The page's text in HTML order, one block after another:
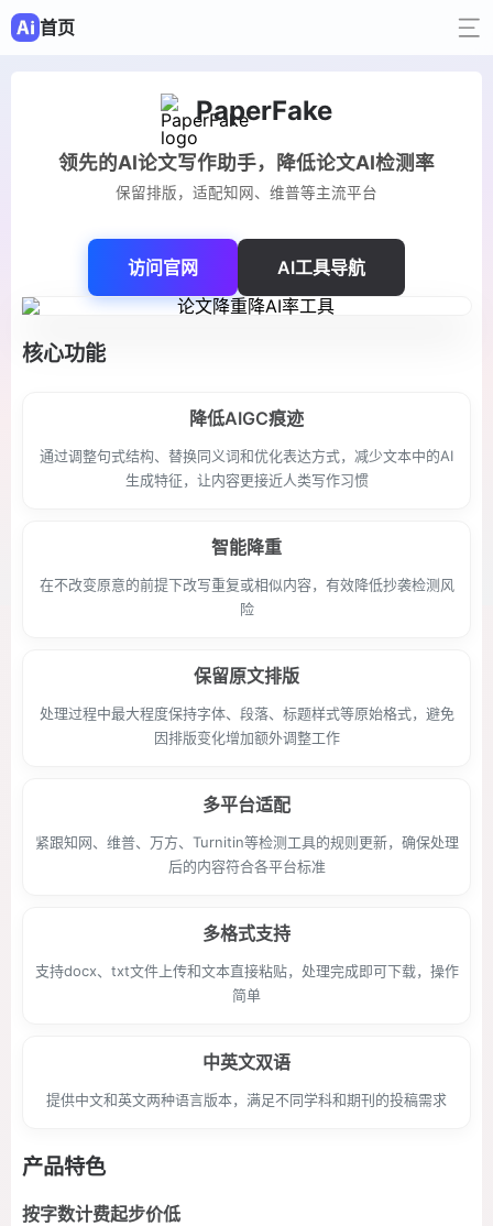
首页
PaperFake
领先的AI论文写作助手，降低论文AI检测率
保留排版，适配知网、维普等主流平台
访问官网 AI工具导航
核心功能
降低AIGC痕迹
通过调整句式结构、替换同义词和优化表达方式，减少文本中的AI
生成特征，让内容更接近人类写作习惯
智能降重
在不改变原意的前提下改写重复或相似内容，有效降低抄袭检测风
险
保留原文排版
处理过程中最大程度保持字体、段落、标题样式等原始格式，避免
因排版变化增加额外调整工作
多平台适配
紧跟知网、维普、万方、Turnitin等检测工具的规则更新，确保处理
后的内容符合各平台标准
多格式支持
支持docx、txt文件上传和文本直接粘贴，处理完成即可下载，操作
简单
中英文双语
提供中文和英文两种语言版本，满足不同学科和期刊的投稿需求
产品特色
按字数计费起步价低